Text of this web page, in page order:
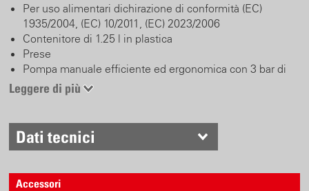
Per uso alimentari dichirazione di conformità (EC)
1935/2004, (EC) 10/2011, (EC) 2023/2006
Contenitore di 1.25 l in plastica
Prese
Pompa manuale efficiente ed ergonomica con 3 bar di
pressione
Valvola di sicurezza rosso con funzione sfiato
Ugello regolabile
Leggere di più
Dati tecnici
Accessori